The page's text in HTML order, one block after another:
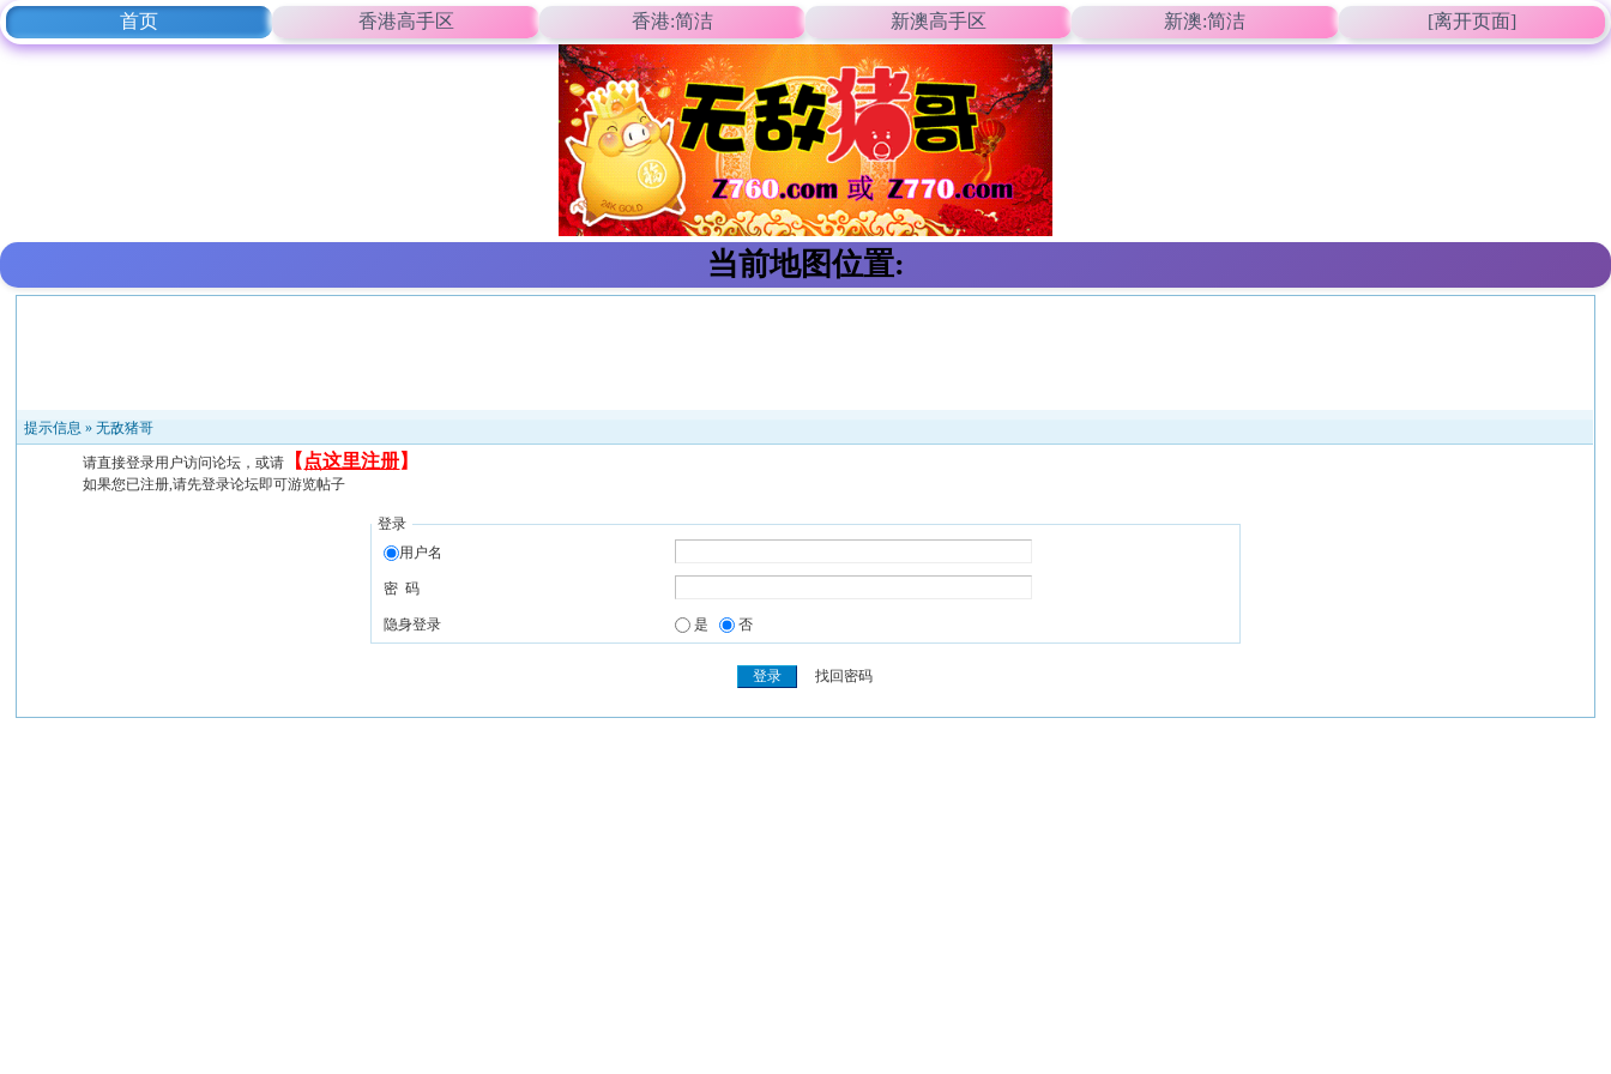
首页 香港高手区 香港:简洁 新澳高手区 新澳:简洁 [离开页面]
当前地图位置:
提示信息 »无敌猪哥
请直接登录用户访问论坛，或请 【 点这里注册】
如果您已注册,请先登录论坛即可游览帖子
登录
用户名
密 码
隐身登录 是 否
找回密码